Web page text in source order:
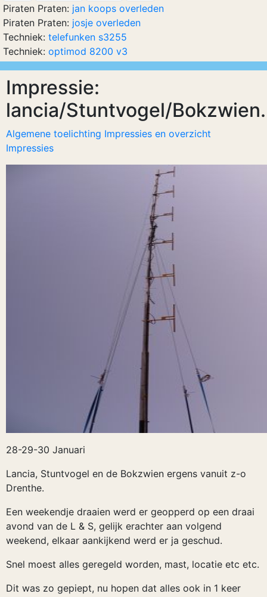
Impressie:
lancia/Stuntvogel/Bokzwien.
Algemene toelichting Impressies en overzicht
Impressies
28-29-30 Januari
Lancia, Stuntvogel en de Bokzwien ergens vanuit z-o
Drenthe.
Een weekendje draaien werd er geopperd op een draai
avond van de L & S, gelijk erachter aan volgend
weekend, elkaar aankijkend werd er ja geschud.
Snel moest alles geregeld worden, mast, locatie etc etc.
Dit was zo gepiept, nu hopen dat alles ook in 1 keer
Piraten Praten: jan koops overleden
Piraten Praten: josje overleden
Techniek: telefunken s3255
Techniek: optimod 8200 v3